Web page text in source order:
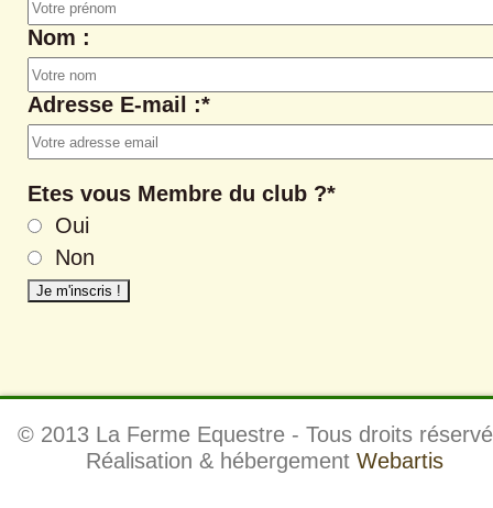
Nom :
Adresse E-mail :*
Etes vous Membre du club ?*
Oui
Non
© 2013 La Ferme Equestre - Tous droits
Réalisation & hébergement Webartis